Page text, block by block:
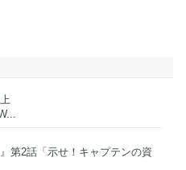
第2話「示せ！キャプテンの資